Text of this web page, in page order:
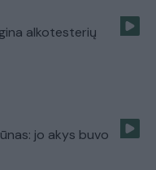
alkotesterių
jo akys buvo